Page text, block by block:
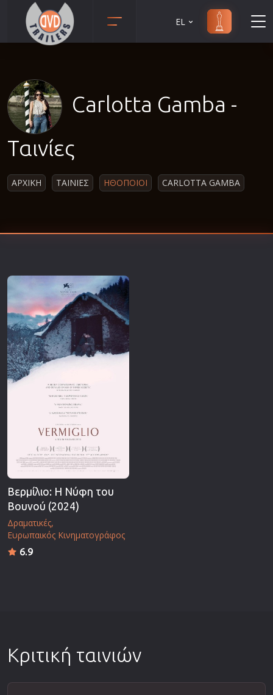
Αισθησιακές
Γουέστερν
Επιστημονικής Φαντασίας
Εποχής
Ερωτικές
Ευρωπαικός Κινηματογράφος
Θρησκευτικές
EL
Carlotta Gamba -
Ταινίες
ΑΡΧΙΚΗ ΤΑΙΝΙΕΣ ΗΘΟΠΟΙΟΙ CARLOTTA GAMBA
Βερμίλιο: Η Νύφη του
Βουνού (2024)
Δραματικές
Ευρωπαικός Κινηματογράφος
6.9
Κριτική ταινιών